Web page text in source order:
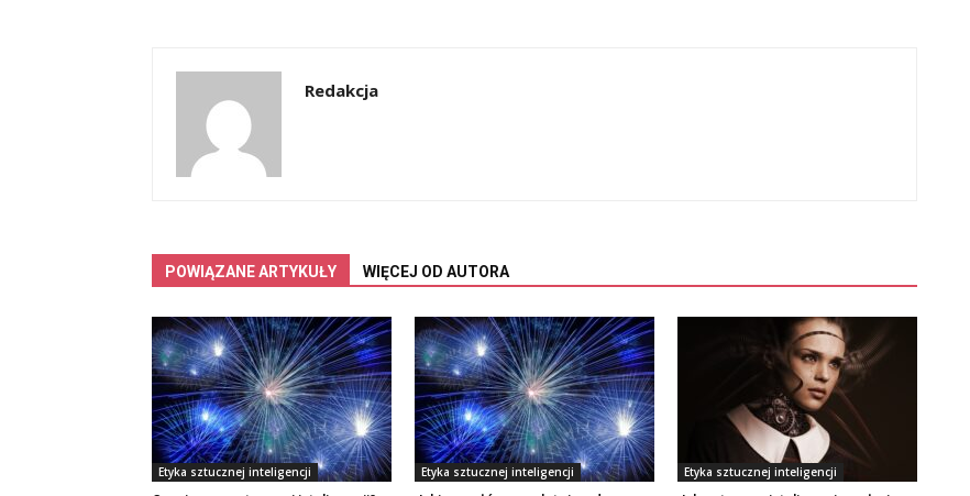
Redakcja
POWIĄZANE ARTYKUŁY WIĘCEJ OD AUTORA
Etyka sztucznej inteligencji Etyka sztucznej inteligencji Etyka sztucznej inteligencji